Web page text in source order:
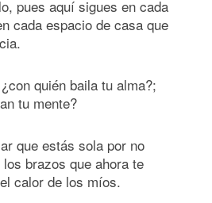
pues aquí sigues en cada
cada espacio de casa que
quién baila tu alma?;
tu mente?
que estás sola por no
brazos que ahora te
calor de los míos.